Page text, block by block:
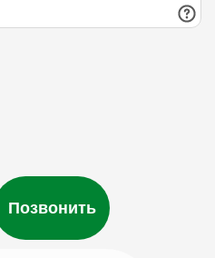
Позвонить